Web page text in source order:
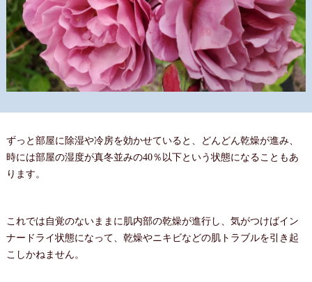
ずっと部屋に除湿や冷房を効かせていると、どんどん乾燥が進み、
時には部屋の湿度が真冬並みの40％以下という状態になることもあ
ります。
これでは自覚のないままに肌内部の乾燥が進行し、気がつけばイン
ナードライ状態になって、乾燥やニキビなどの肌トラブルを引き起
こしかねません。